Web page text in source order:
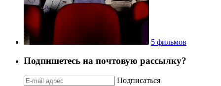
5 фильмов
Подпишетесь на почтовую рассылку?
Подписаться